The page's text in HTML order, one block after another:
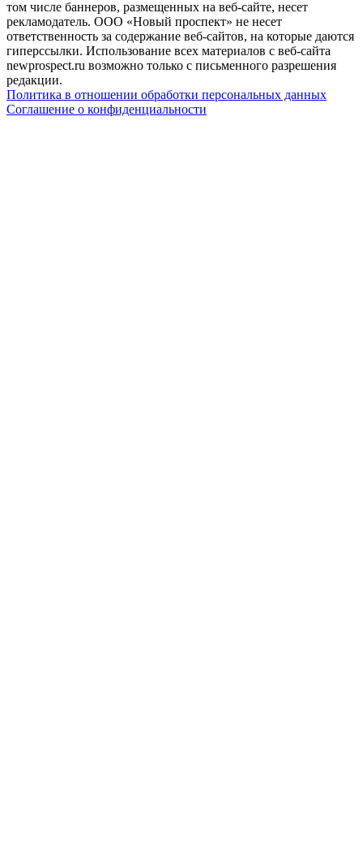
том числе баннеров, размещенных на веб-сайте, несет
рекламодатель. ООО «Новый проспект» не несет
ответственность за содержание веб-сайтов, на которые даются
гиперссылки. Использование всех материалов с веб-сайта
newprospect.ru возможно только с письменного разрешения
редакции.
Политика в отношении обработки персональных данных
Соглашение о конфиденциальности